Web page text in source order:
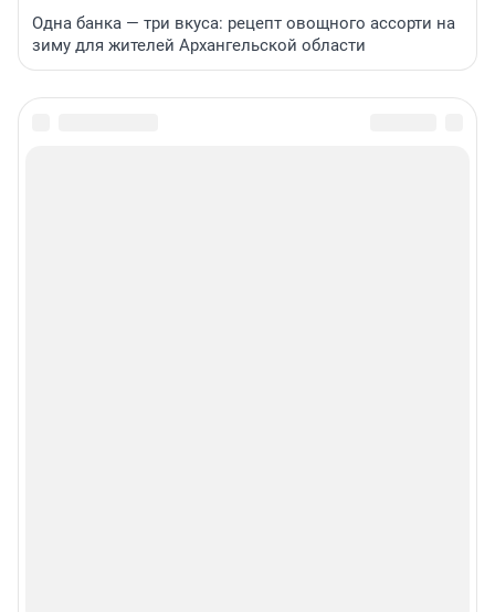
Одна банка — три вкуса: рецепт овощного ассорти на
зиму для жителей Архангельской области